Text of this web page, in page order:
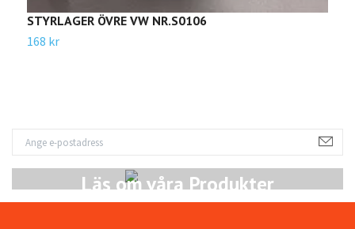
Läs om våra Produkter
STYRLAGER ÖVRE VW NR.S0106
168 kr